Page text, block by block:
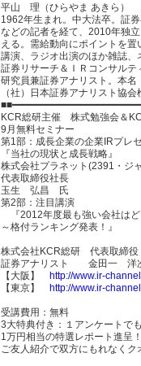
平山 理（ひらやま あきら）
1962年生まれ。中大法卒。証
などの記者を経て、2010年独
える。需給動向にポイントを置
講演、ラジオ出演のほか雑誌
証券リサーチ＆ＩＲコンサル
研究員兼証券アナリスト。本
（社）日本証券アナリスト協会
KCR総研主催 株式勉強会＆
9月無料セミナー
第1部：成長企業の企業IRプレ
『当社の現状と成長戦略』
株式会社プラネット(2391・ジ
代表取締役社長
玉生 弘昌 氏
第2部：注目講演
『2012年度最も強い会社はど
～格付ランキング発表！』
株式会社KCR総研 代表取締役
証券アナリスト 金田一 洋
【大阪】 http://www.ir-
【東京】 http://www.ir-
受講費用：無料
3大特典付き：１アンケートで
1万円相当の特選レポート進呈！
ご友人紹介で双方にもれなくク